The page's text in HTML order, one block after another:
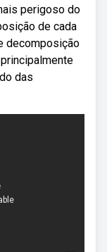
perigoso do
de cada
decomposição
das